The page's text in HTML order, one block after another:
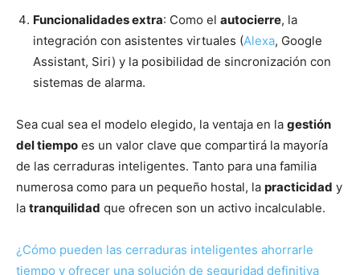
Funcionalidades extra: Como el autocierre, la
integración con asistentes virtuales (Alexa, Google
Assistant, Siri) y la posibilidad de sincronización con
sistemas de alarma.
Sea cual sea el modelo elegido, la ventaja en la gestión
del tiempo es un valor clave que compartirá la mayoría
de las cerraduras inteligentes. Tanto para una familia
numerosa como para un pequeño hostal, la practicidad y
la tranquilidad que ofrecen son un activo incalculable.
¿Cómo pueden las cerraduras inteligentes ahorrarle
tiempo y ofrecer una solución de seguridad definitiva